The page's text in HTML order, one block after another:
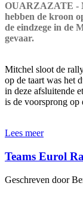
OUARZAZATE -
hebben de kroon
de eindzege in de
gevaar.
Mitchel sloot de
op de taart was het
in deze afsluitende
is de voorsprong op
Lees meer
Teams Eurol
Geschreven door